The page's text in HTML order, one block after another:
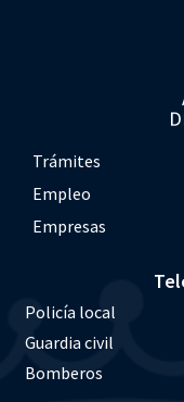
Trámites
Empleo
Empresas
Policía local
Guardia civil
Bomberos